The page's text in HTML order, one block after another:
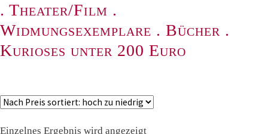
. Theater/Film .
Widmungsexemplare . Bücher .
Kurioses unter 200 Euro
Einzelnes Ergebnis wird angezeigt